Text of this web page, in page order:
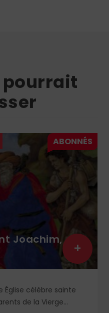
pourrait
Joachim,
Église célèbre sainte
de la Vierge
+